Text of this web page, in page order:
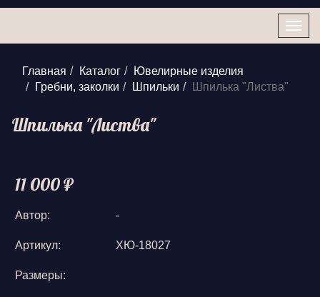
Главная Каталог
Ювелирные изделия
Гребни, заколки
Шпильки Шпилька "Листва"
Шпилька "Листва"
11 000 ₽
Автор: -
Артикул: ХЮ-18027
Размеры: